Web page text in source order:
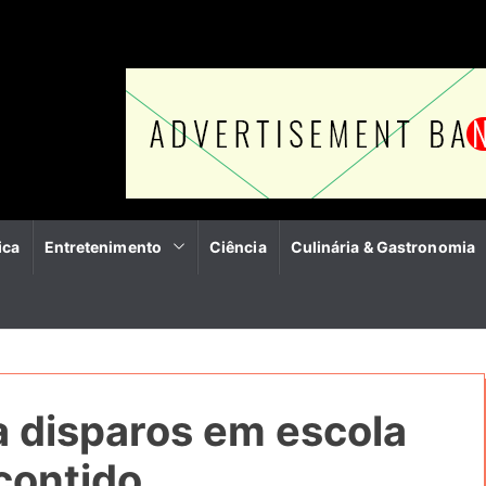
Entretenimento Ciência Culinária & Gastronomia
disparos em escola